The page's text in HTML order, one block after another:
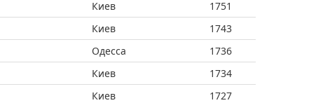
Киев
1751
Киев
1743
Одесса
1736
Киев
1734
Киев
1727